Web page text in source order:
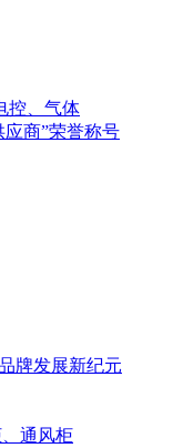
控、气体
商”荣誉称号
牌发展新纪元
通风柜